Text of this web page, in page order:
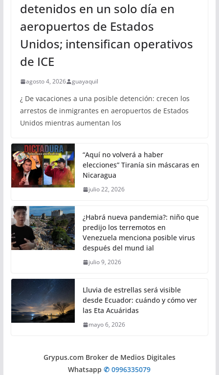
detenidos en un solo día en
aeropuertos de Estados
Unidos; intensifican operativos
de ICE
agosto 4, 2026 guayaquil
¿ De vacaciones a una posible detención: crecen los
arrestos de inmigrantes en aeropuertos de Estados
Unidos mientras aumentan los
“Aquí no volverá a haber
elecciones” Tiranía sin máscaras en
Nicaragua
julio 22, 2026
¿Habrá nueva pandemia?: niño que
predijo los terremotos en
Venezuela menciona posible virus
después del mund ial
julio 9, 2026
Lluvia de estrellas será visible
desde Ecuador: cuándo y cómo ver
las Eta Acuáridas
mayo 6, 2026
Grypus.com Broker de Medios Digitales
Whatsapp✆ 0996335079